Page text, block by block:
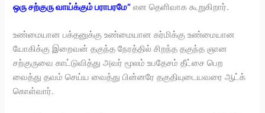
ஒரு சற்குரு வாய்க்கும் பராபரமே” என தெளிவாக கூறுகிறார்.
உண்மையான பக்தனுக்கு உண்மையான கர்மிக்கு உண்மையான
யோகிக்கு இறைவன் தகுந்த நேரத்தில் சிறந்த தகுந்த ஞான
சற்குருவை காட்டுவித்து அவர் மூலம் உபதேசம் தீட்சை பெற
வைத்து தவம் செய்ய வைத்து பின்னரே தகுதியுடையவரை ஆட்க்
கொள்வார்.